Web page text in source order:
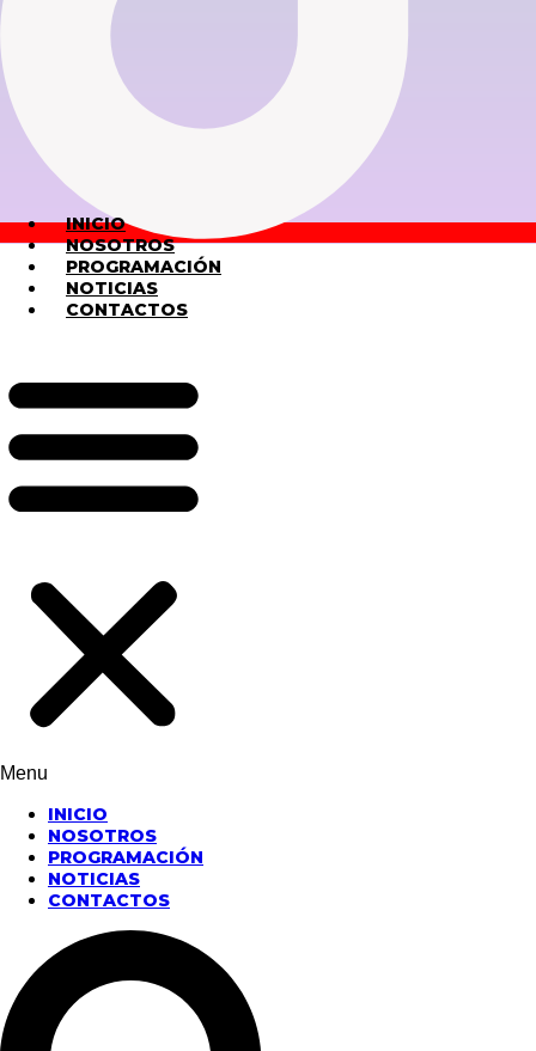
INICIO
NOSOTROS
PROGRAMACIÓN
NOTICIAS
CONTACTOS
Menu
INICIO
NOSOTROS
PROGRAMACIÓN
NOTICIAS
CONTACTOS